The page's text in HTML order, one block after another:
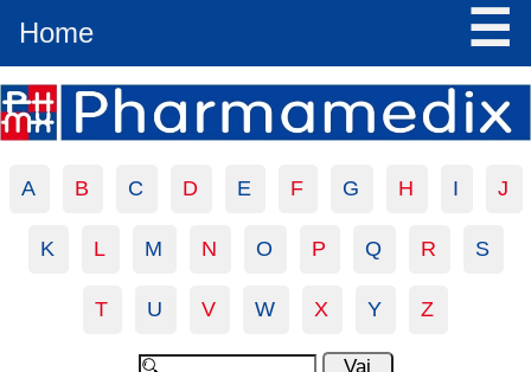
Home ☰
A B C D E F G H I J
K L M N O P Q R S
T U V W X Y Z